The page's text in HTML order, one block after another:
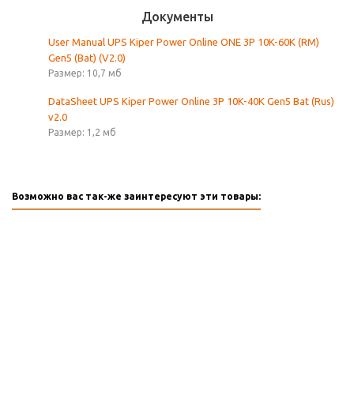
Документы
User Manual UPS Kiper Power Online ONE 3P 10K-60K (RM)
Gen5 (Bat) (V2.0)
Размер: 10,7 мб
DataSheet UPS Kiper Power Online 3P 10K-40K Gen5 Bat (Rus)
v2.0
Размер: 1,2 мб
Возможно вас так-же заинтересуют эти товары: